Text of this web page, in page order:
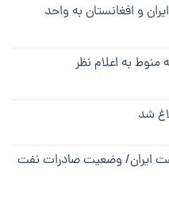
و افغانستان به واحد
به اعلام نظر
نفت ایران/ وضعیت صادرات نفت